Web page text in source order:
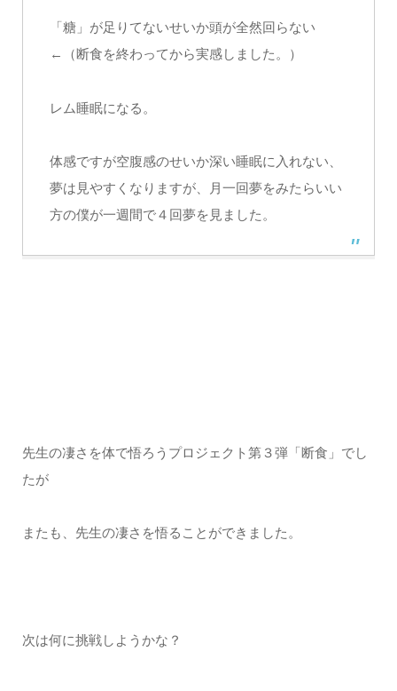
「糖」が足りてないせいか頭が全然回らない
←（断食を終わってから実感しました。）
レム睡眠になる。
体感ですが空腹感のせいか深い睡眠に入れない、
夢は見やすくなりますが、月一回夢をみたらいい
方の僕が一週間で４回夢を見ました。
先生の凄さを体で悟ろうプロジェクト第３弾「断食」でし
たが
またも、先生の凄さを悟ることができました。
次は何に挑戦しようかな？